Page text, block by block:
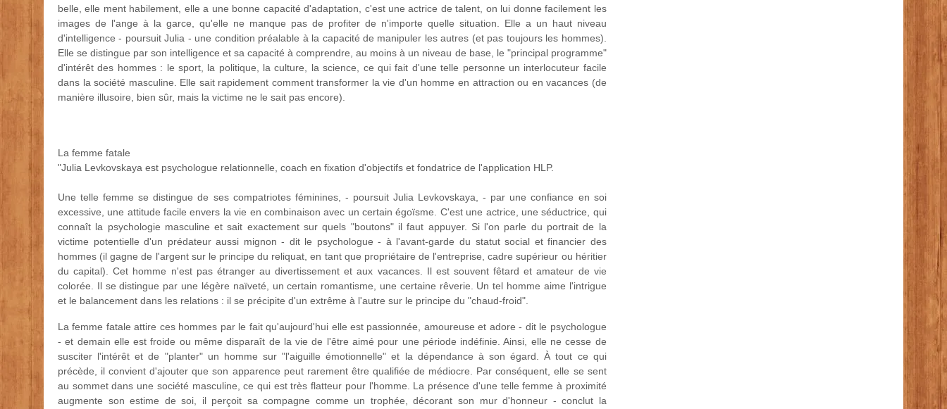
belle, elle ment habilement, elle a une bonne capacité d'adaptation, c'est une actrice de talent, on lui donne facilement les
images de l'ange à la garce, qu'elle ne manque pas de profiter de n'importe quelle situation. Elle a un haut niveau
d'intelligence - poursuit Julia - une condition préalable à la capacité de manipuler les autres (et pas toujours les hommes).
Elle se distingue par son intelligence et sa capacité à comprendre, au moins à un niveau de base, le "principal programme"
d'intérêt des hommes : le sport, la politique, la culture, la science, ce qui fait d'une telle personne un interlocuteur facile
dans la société masculine. Elle sait rapidement comment transformer la vie d'un homme en attraction ou en vacances (de
manière illusoire, bien sûr, mais la victime ne le sait pas encore).
La femme fatale
"Julia Levkovskaya est psychologue relationnelle, coach en fixation d'objectifs et fondatrice de l'application HLP.
Une telle femme se distingue de ses compatriotes féminines, - poursuit Julia Levkovskaya, - par une confiance en soi
excessive, une attitude facile envers la vie en combinaison avec un certain égoïsme. C'est une actrice, une séductrice, qui
connaît la psychologie masculine et sait exactement sur quels "boutons" il faut appuyer. Si l'on parle du portrait de la
victime potentielle d'un prédateur aussi mignon - dit le psychologue - à l'avant-garde du statut social et financier des
hommes (il gagne de l'argent sur le principe du reliquat, en tant que propriétaire de l'entreprise, cadre supérieur ou héritier
du capital). Cet homme n'est pas étranger au divertissement et aux vacances. Il est souvent fêtard et amateur de vie
colorée. Il se distingue par une légère naïveté, un certain romantisme, une certaine rêverie. Un tel homme aime l'intrigue
et le balancement dans les relations : il se précipite d'un extrême à l'autre sur le principe du "chaud-froid".
La femme fatale attire ces hommes par le fait qu'aujourd'hui elle est passionnée, amoureuse et adore - dit le psychologue
- et demain elle est froide ou même disparaît de la vie de l'être aimé pour une période indéfinie. Ainsi, elle ne cesse de
susciter l'intérêt et de "planter" un homme sur "l'aiguille émotionnelle" et la dépendance à son égard. À tout ce qui
précède, il convient d'ajouter que son apparence peut rarement être qualifiée de médiocre. Par conséquent, elle se sent
au sommet dans une société masculine, ce qui est très flatteur pour l'homme. La présence d'une telle femme à proximité
augmente son estime de soi, il perçoit sa compagne comme un trophée, décorant son mur d'honneur - conclut la